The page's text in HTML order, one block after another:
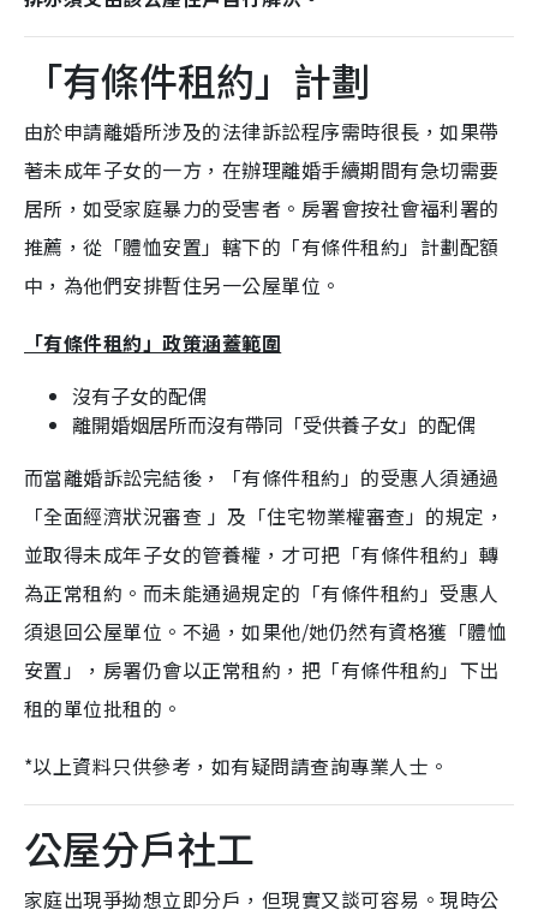
「有條件租約」計劃
由於申請離婚所涉及的法律訴訟程序需時很長，如果帶
著未成年子女的一方，在辦理離婚手續期間有急切需要
居所，如受家庭暴力的受害者。房署會按社會福利署的
推薦，從「體恤安置」轄下的「有條件租約」計劃配額
中，為他們安排暫住另一公屋單位。
「有條件租約」政策涵蓋範圍
沒有子女的配偶
離開婚姻居所而沒有帶同「受供養子女」的配偶
而當離婚訴訟完結後，「有條件租約」的受惠人須通過
「全面經濟狀況審查 」及「住宅物業權審查」的規定，
並取得未成年子女的管養權，才可把「有條件租約」轉
為正常租約。而未能通過規定的「有條件租約」受惠人
須退回公屋單位。不過，如果他/她仍然有資格獲「體恤
安置」，房署仍會以正常租約，把「有條件租約」下出
租的單位批租的。
*以上資料只供參考，如有疑問請查詢專業人士。
公屋分戶社工
家庭出現爭拗想立即分戶，但現實又談可容易。現時公